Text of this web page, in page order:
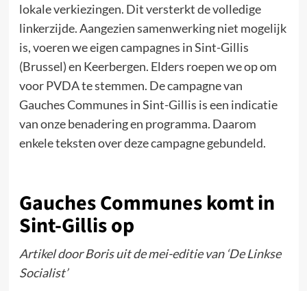
lokale verkiezingen. Dit versterkt de volledige
linkerzijde. Aangezien samenwerking niet mogelijk
is, voeren we eigen campagnes in Sint-Gillis
(Brussel) en Keerbergen. Elders roepen we op om
voor PVDA te stemmen. De campagne van
Gauches Communes in Sint-Gillis is een indicatie
van onze benadering en programma. Daarom
enkele teksten over deze campagne gebundeld.
Gauches Communes komt in
Sint-Gillis op
Artikel door Boris uit de mei-editie van ‘De Linkse
Socialist’